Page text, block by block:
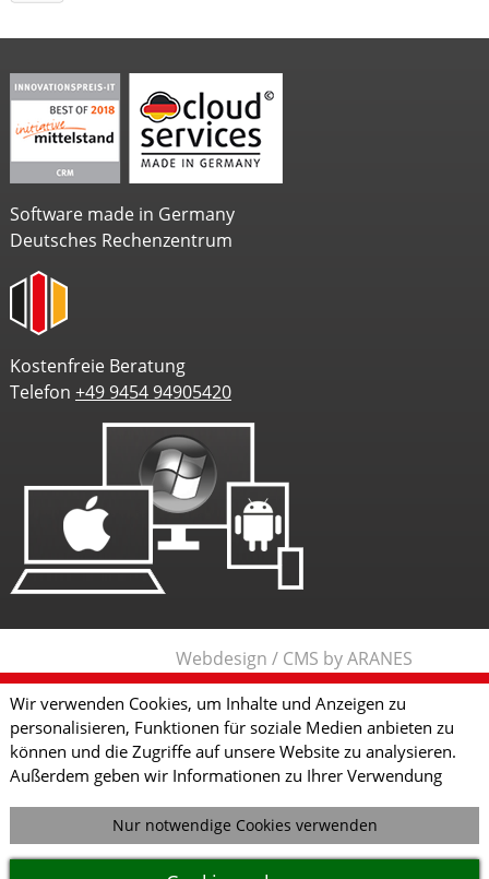
Software made in Germany
Deutsches Rechenzentrum
Kostenfreie Beratung
Telefon +49 9454 94905420
Webdesign / CMS by ARANES
Wir verwenden Cookies, um Inhalte und Anzeigen zu
personalisieren, Funktionen für soziale Medien anbieten zu
können und die Zugriffe auf unsere Website zu analysieren.
Außerdem geben wir Informationen zu Ihrer Verwendung
Werbung und Analysen weiter. Unsere Partner führen diese
Informationen möglicherweise mit weiteren Daten
zusammen, die Sie ihnen bereitgestellt haben oder die sie im
Nur notwendige Cookies verwenden